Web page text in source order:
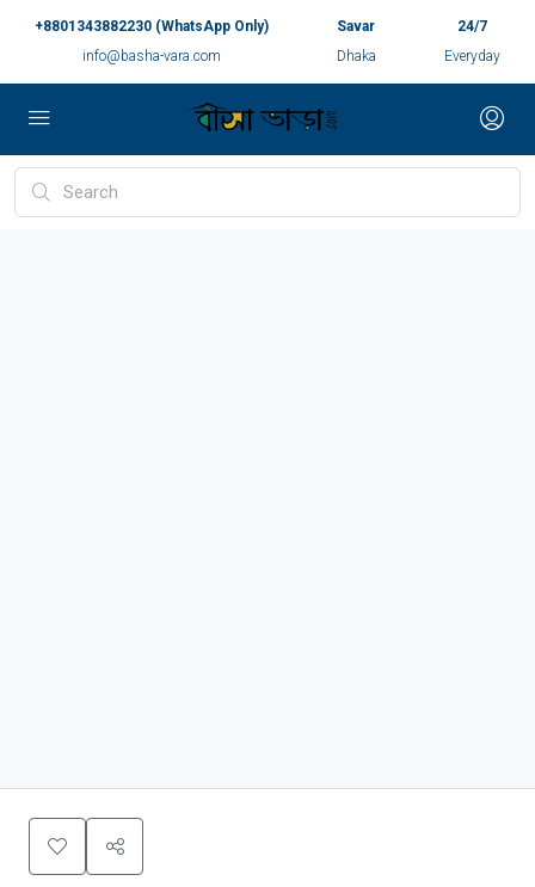
+8801343882230 (WhatsApp Only)
info@basha-vara.com
Savar
Dhaka
24/7
Everyday